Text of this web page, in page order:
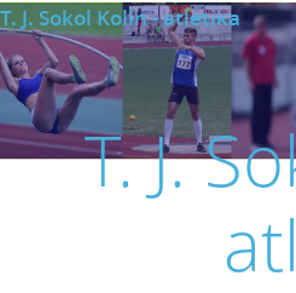
T. J. Sokol Kolín - atletika
T. J.